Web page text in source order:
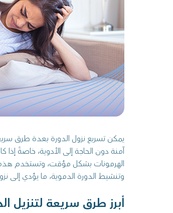
يمكن تسريع نزول الدورة بعدة طرق
آمنة دون الحاجة إلى الأدوية، خاصةً
الهرمونات بشكل مؤقت، وتستخدم هذه
وتنشيط الدورة الدموية، ما يؤدي
أبرز طرق سريعة لتنزيل